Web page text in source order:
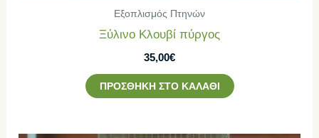
Εξοπλισμός Πτηνών
Ξύλινο Κλουβί πύργος
35,00€
ΠΡΟΣΘΉΚΗ ΣΤΟ ΚΑΛΆΘΙ